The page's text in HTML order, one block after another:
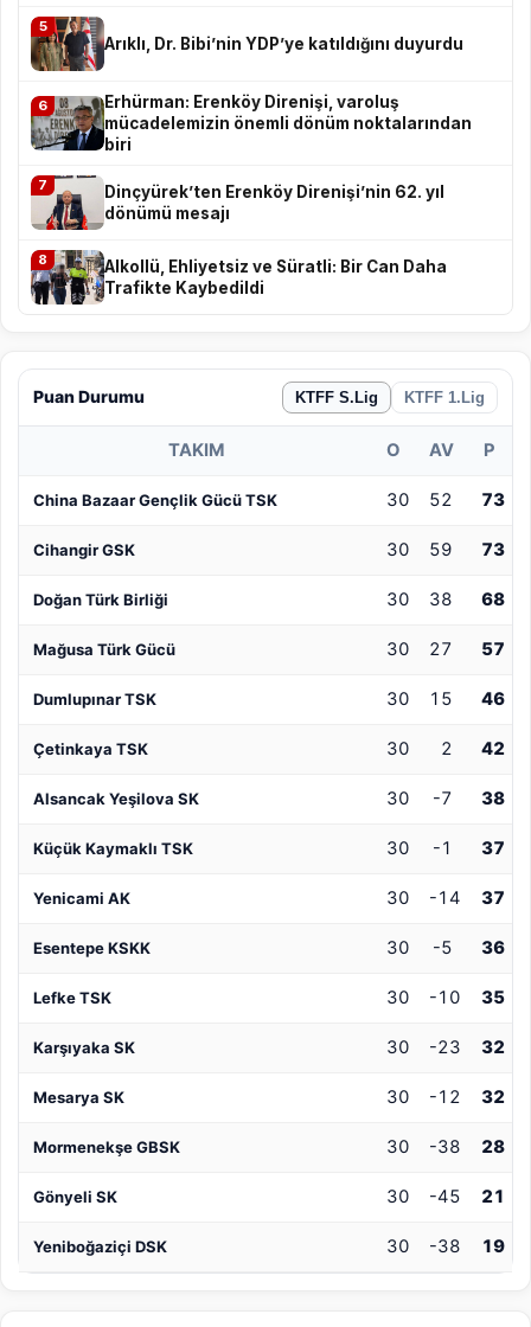
5
Arıklı, Dr. Bibi’nin YDP’ye katıldığını duyurdu
6
Erhürman: Erenköy Direnişi, varoluş
mücadelemizin önemli dönüm noktalarından
biri
7
Dinçyürek’ten Erenköy Direnişi’nin 62. yıl
dönümü mesajı
8
Alkollü, Ehliyetsiz ve Süratli: Bir Can Daha
Trafikte Kaybedildi
Puan Durumu KTFF S.Lig KTFF 1.Lig
TAKIM O AV P
China Bazaar Gençlik Gücü TSK 30 52 73
Cihangir GSK 30 59 73
Doğan Türk Birliği 30 38 68
Mağusa Türk Gücü 30 27 57
Dumlupınar TSK 30 15 46
Çetinkaya TSK 30 2 42
Alsancak Yeşilova SK 30 -7 38
Küçük Kaymaklı TSK 30 -1 37
Yenicami AK 30 -14 37
Esentepe KSKK 30 -5 36
Lefke TSK 30 -10 35
Karşıyaka SK 30 -23 32
Mesarya SK 30 -12 32
Mormenekşe GBSK 30 -38 28
Gönyeli SK 30 -45 21
Yeniboğaziçi DSK 30 -38 19